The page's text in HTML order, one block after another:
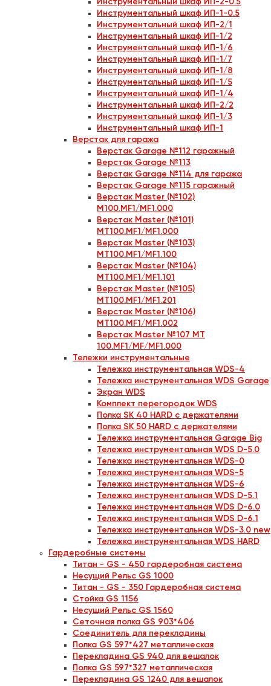
Инструментальный шкаф ИП-2-0.5
Инструментальный шкаф ИП-1-0.5
Инструментальный шкаф ИП-2/1
Инструментальный шкаф ИП-1/2
Инструментальный шкаф ИП-1/6
Инструментальный шкаф ИП-1/7
Инструментальный шкаф ИП-1/8
Инструментальный шкаф ИП-1/5
Инструментальный шкаф ИП-1/4
Инструментальный шкаф ИП-2/2
Инструментальный шкаф ИП-1/3
Инструментальный шкаф ИП-1
Верстак для гаража
Верстак Garage №112 гаражный
Верстак Garage №113
Верстак Garage №114 для гаража
Верстак Garage №115 гаражный
Верстак Master (№102)
M100.MF1/MF1.000
Верстак Master (№101)
MT100.MF1/MF1.000
Верстак Master (№103)
MT100.MF1/MF1.100
Верстак Master (№104)
MT100.MF1/MF1.101
Верстак Master (№105)
MT100.MF1/MF1.201
Верстак Master (№106)
MT100.MF1/MF1.002
Верстак Master №107 MT
100.MF1/MF/MF1.000
Тележки инструментальные
Тележка инструментальная WDS-4
Тележка инструментальная WDS Garage
Экран WDS
Комплект перегородок WDS
Полка SK 40 HARD с держателями
Полка SK 50 HARD с держателями
Тележка инструментальная Garage Big
Тележка инструментальная WDS D-5.0
Тележка инструментальная WDS-0
Тележка инструментальная WDS-5
Тележка инструментальная WDS-6
Тележка инструментальная WDS D-5.1
Тележка инструментальная WDS D-6.0
Тележка инструментальная WDS D-6.1
Тележка инструментальная WDS-3.0 new
Тележка инструментальная WDS HARD
Гардеробные системы
Титан - GS - 450 гардеробная система
Несущий Рельс GS 1000
Титан - GS - 350 Гардеробная система
Стойка GS 1156
Несущий Рельс GS 1560
Сеточная полка GS 903*406
Соединитель для перекладины
Полка GS 597*427 металлическая
Перекладина GS 940 для вешалок
Полка GS 597*327 металлическая
Перекладина GS 1240 для вешалок